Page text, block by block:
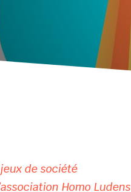
de société
Homo Ludens